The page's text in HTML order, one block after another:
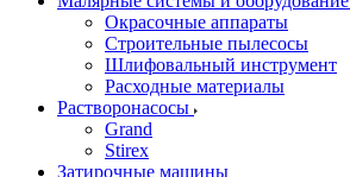
Окрасочные аппараты
Строительные пылесосы
Шлифовальный инструмент
Расходные материалы
Растворонасосы
Grand
Stirex
Затирочные машины